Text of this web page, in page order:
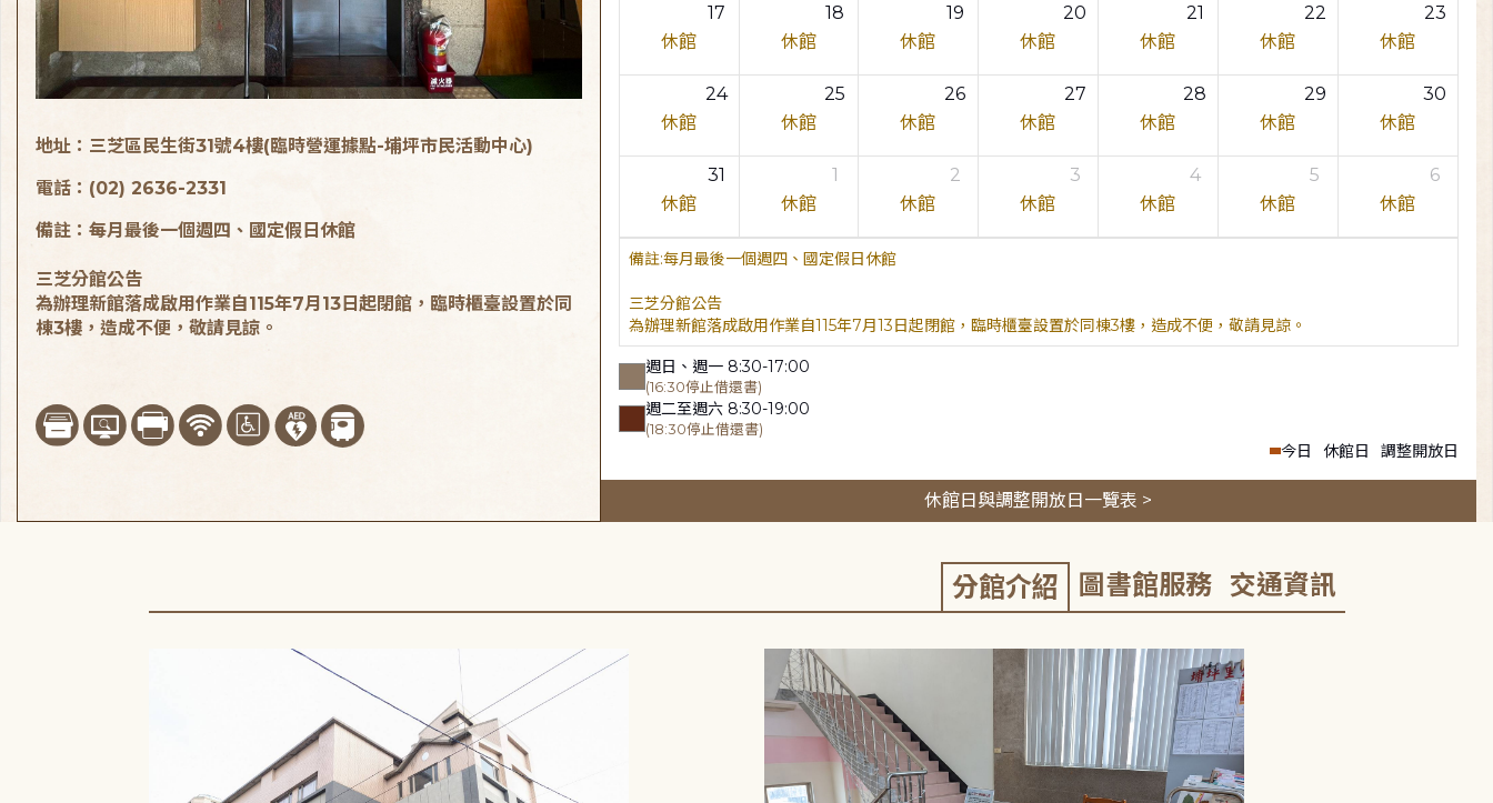
17
休館
18
休館
19
休館
20
休館
21
休館
22
休館
23
休館
24
休館
25
休館
26
休館
27
休館
28
休館
29
休館
30
休館
31
休館
1
休館
2
休館
3
休館
4
休館
5
休館
6
休館
每月最後一個週四、國定假日休館
三芝分館公告
為辦理新館落成啟用作業自115年7月13日起閉館，臨時櫃臺設置於同棟3樓，造成不便，敬請見諒。
週日、週一 8:30-17:00
(16:30停止借還書)
週二至週六 8:30-19:00
(18:30停止借還書)
今日 休館日 調整開放日
休館日與調整開放日一覽表 >
地址：三芝區民生街31號4樓(臨時營運據點-埔坪市民活動中心)
電話：(02) 2636-2331
備註：每月最後一個週四、國定假日休館
三芝分館公告
為辦理新館落成啟用作業自115年7月13日起閉館，臨時櫃臺設置於同
棟3樓，造成不便，敬請見諒。
分館介紹 圖書館服務 交通資訊